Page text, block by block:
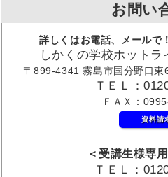
お問い
詳しくはお電話、メールで
しかくの学校ホット
〒899-4341 霧島市国分野口
ＴＥＬ：
ＦＡＸ：
資料請
＜受講生様専
ＴＥＬ：